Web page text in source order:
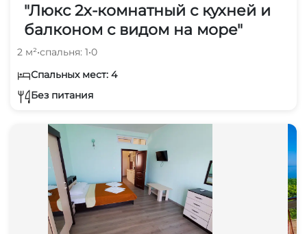
"Люкс 2х-комнатный с кухней и
балконом с видом на море"
2 м²•спальня: 1•0
Спальных мест: 4
Без питания